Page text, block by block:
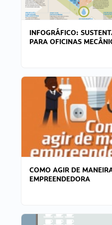
INFOGRÁFICO:
PARA OFICINAS
COMO AGIR DE
EMPREENDEDORA